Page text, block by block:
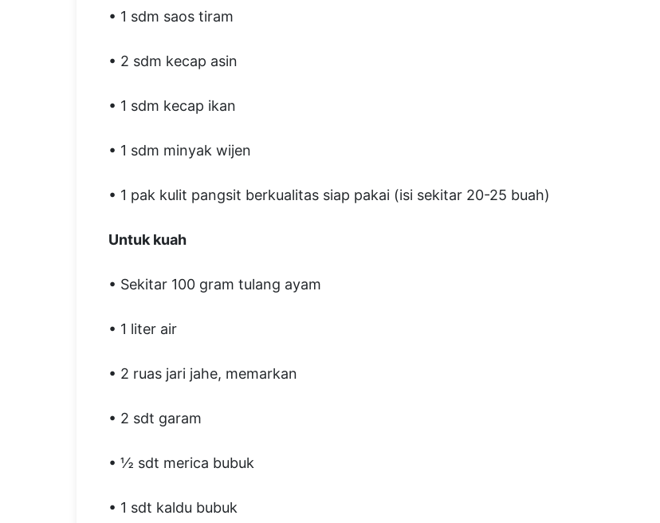
• 1 sdm saos tiram
• 2 sdm kecap asin
• 1 sdm kecap ikan
• 1 sdm minyak wijen
• 1 pak kulit pangsit berkualitas siap pakai (isi sekitar 20-25 buah)
Untuk kuah
• Sekitar 100 gram tulang ayam
• 1 liter air
• 2 ruas jari jahe, memarkan
• 2 sdt garam
• ½ sdt merica bubuk
• 1 sdt kaldu bubuk